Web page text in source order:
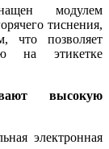
модулем
тиснения,
что позволяет
на этикетке
высокую
электронная